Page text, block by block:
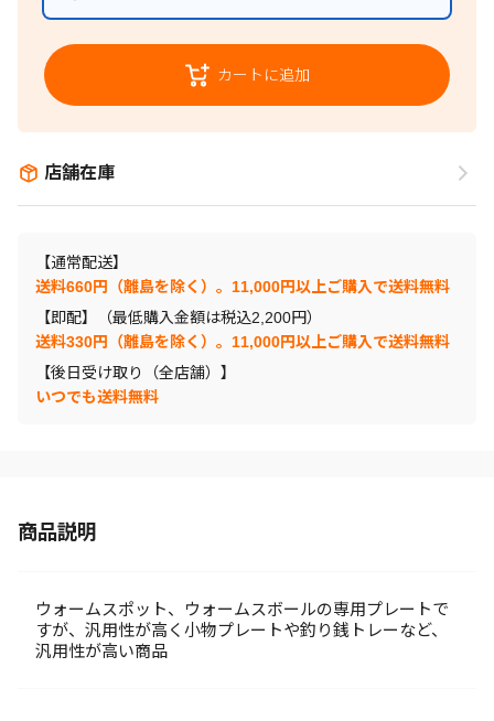
カートに追加
店舗在庫
【通常配送】
送料660円（離島を除く）。11,000円以上ご購入で送料無料
【即配】（最低購入金額は税込2,200円）
送料330円（離島を除く）。11,000円以上ご購入で送料無料
【後日受け取り（全店舗）】
いつでも送料無料
商品説明
ウォームスポット、ウォームスボールの専用プレートで
すが、汎用性が高く小物プレートや釣り銭トレーなど、
汎用性が高い商品